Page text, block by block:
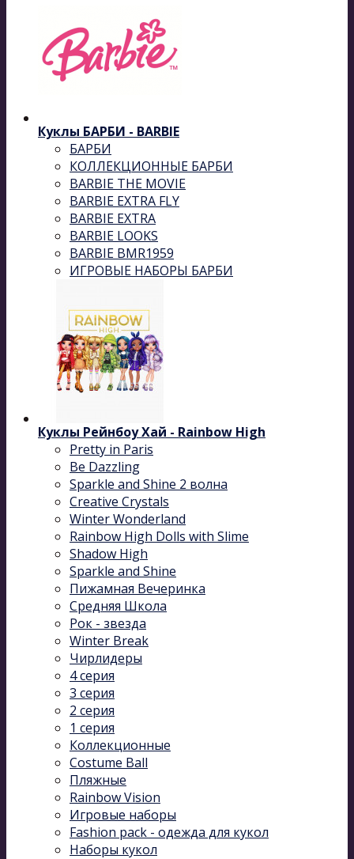
Куклы БАРБИ - BARBIE
БАРБИ
КОЛЛЕКЦИОННЫЕ БАРБИ
BARBIE THE MOVIE
BARBIE EXTRA FLY
BARBIE EXTRA
BARBIE LOOKS
BARBIE BMR1959
ИГРОВЫЕ НАБОРЫ БАРБИ
Куклы Рейнбоу Хай - Rainbow High
Pretty in Paris
Be Dazzling
Sparkle and Shine 2 волна
Сreative Сrystals
Winter Wonderland
Rainbow High Dolls with Slime
Shadow High
Sparkle and Shine
Пижамная Вечеринка
Средняя Школа
Рок - звезда
Winter Break
Чирлидеры
4 серия
3 серия
2 серия
1 серия
Коллекционные
Costume Ball
Пляжные
Rainbow Vision
Игровые наборы
Fashion pack - одежда для кукол
Наборы кукол